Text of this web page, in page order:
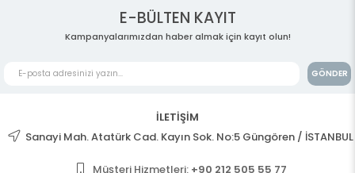
E-BÜLTEN KAYIT
Kampanyalarımızdan haber almak için kayıt olun!
GÖNDER
İLETİŞİM
Sanayi Mah. Atatürk Cad. Kayın Sok. No:5 Güngören / İSTANBUL
Müşteri Hizmetleri: +90 212 505 55 77